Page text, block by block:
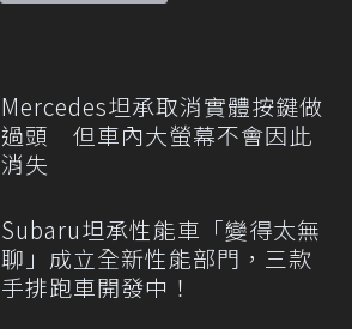
Mercedes坦承取消實體按鍵做
過頭 但車內大螢幕不會因此
消失
Subaru坦承性能車「變得太無
聊」成立全新性能部門，三款
手排跑車開發中！